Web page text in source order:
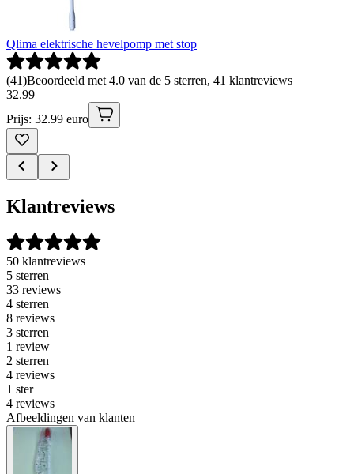
Qlima elektrische hevelpomp met stop
(41)Beoordeeld met 4.0 van de 5 sterren, 41 klantreviews
32.99
Prijs: 32.99 euro
Klantreviews
50 klantreviews
5 sterren
33 reviews
4 sterren
8 reviews
3 sterren
1 review
2 sterren
4 reviews
1 ster
4 reviews
Afbeeldingen van klanten